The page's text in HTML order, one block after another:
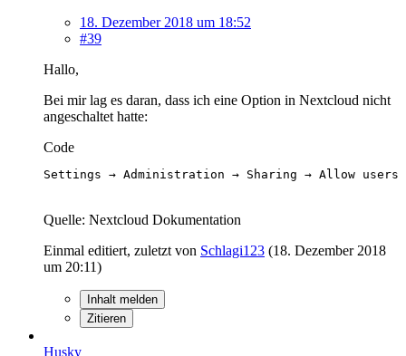
18. Dezember 2018 um 18:52
#39
Hallo,
Bei mir lag es daran, dass ich eine Option in Nextcloud nicht
angeschaltet hatte:
Code
Settings → Administration → Sharing → Allow
Quelle: Nextcloud Dokumentation
Einmal editiert, zuletzt von Schlagi123 (18. Dezember 2018
um 20:11)
Inhalt melden
Zitieren
Husky